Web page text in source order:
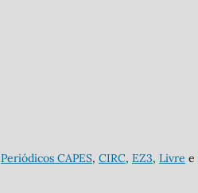
Periódicos CAPES, CIRC, EZ3, Livre e